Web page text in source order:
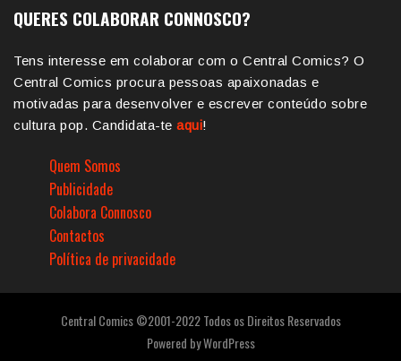
QUERES COLABORAR CONNOSCO?
Tens interesse em colaborar com o Central Comics? O
Central Comics procura pessoas apaixonadas e
motivadas para desenvolver e escrever conteúdo sobre
cultura pop. Candidata-te aqui!
Quem Somos
Publicidade
Colabora Connosco
Contactos
Política de privacidade
Central Comics ©2001-2022 Todos os Direitos Reservados
Powered byWordPress